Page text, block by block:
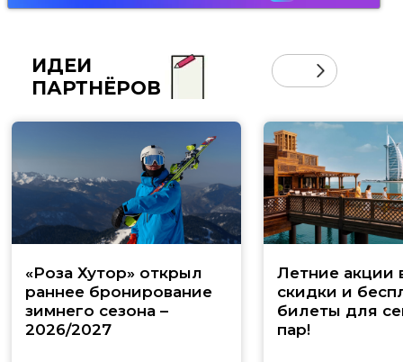
ИДЕИ
ПАРТНЁРОВ
«Роза Хутор» открыл
раннее бронирование
зимнего сезона –
2026/2027
Летние акции
скидки и
билеты для
пар!